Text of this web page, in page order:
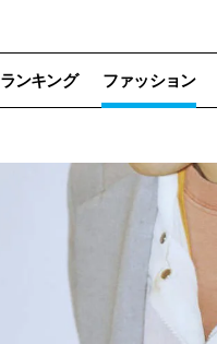
ランキング ファッション